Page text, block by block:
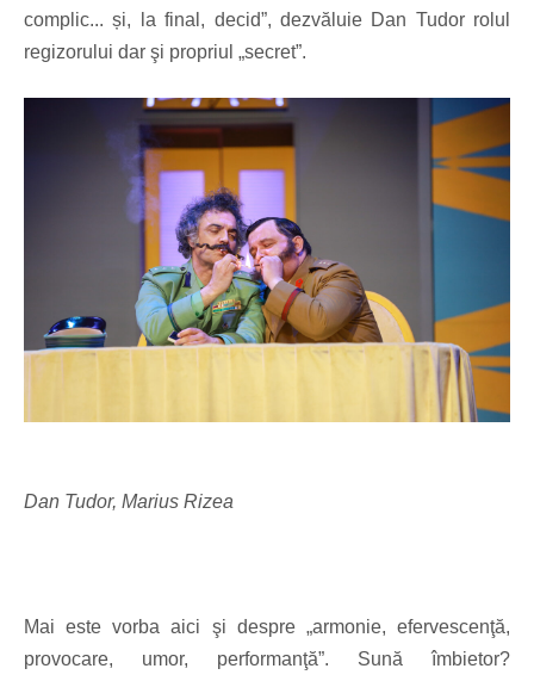
complic... și, la final, decid”, dezvăluie Dan Tudor rolul
regizorului dar şi propriul „secret”.
Dan Tudor, Marius Rizea
Mai este vorba aici şi despre „armonie, efervescenţă,
provocare, umor, performanţă”. Sună îmbietor?